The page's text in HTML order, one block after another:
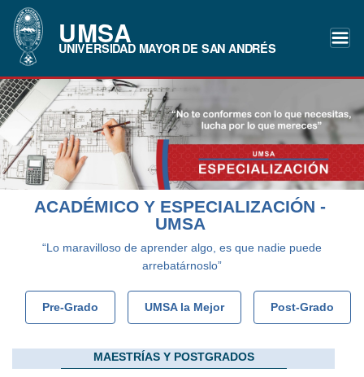
UMSA
UNIVERSIDAD MAYOR DE SAN ANDRÉS
ACADÉMICO Y ESPECIALIZACIÓN -
UMSA
“Lo maravilloso de aprender algo, es que nadie puede
arrebatárnoslo”
Pre-Grado UMSA la Mejor Post-Grado
MAESTRÍAS Y POSTGRADOS